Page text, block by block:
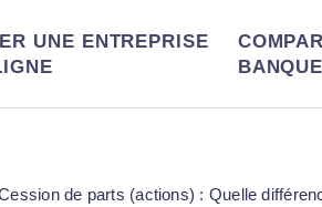
UNE ENTREPRISE
de parts (actions) : Quelle